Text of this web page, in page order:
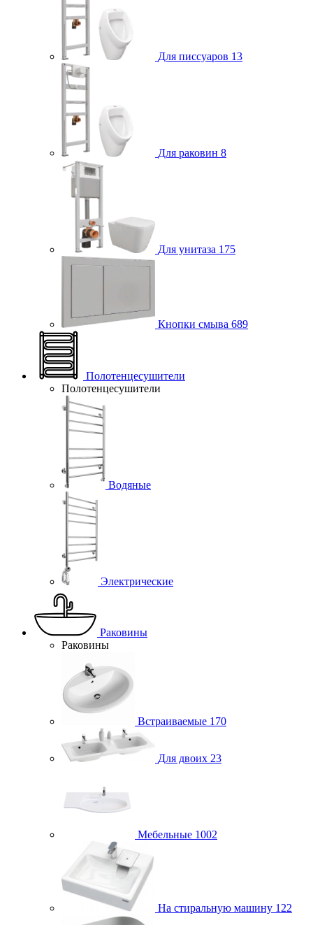
Для писсуаров 13
Для раковин 8
Для унитаза 175
Кнопки смыва 689
Полотенцесушители
Полотенцесушители
Водяные
Электрические
Раковины
Раковины
Встраиваемые 170
Для двоих 23
Мебельные 1002
На стиральную машину 122